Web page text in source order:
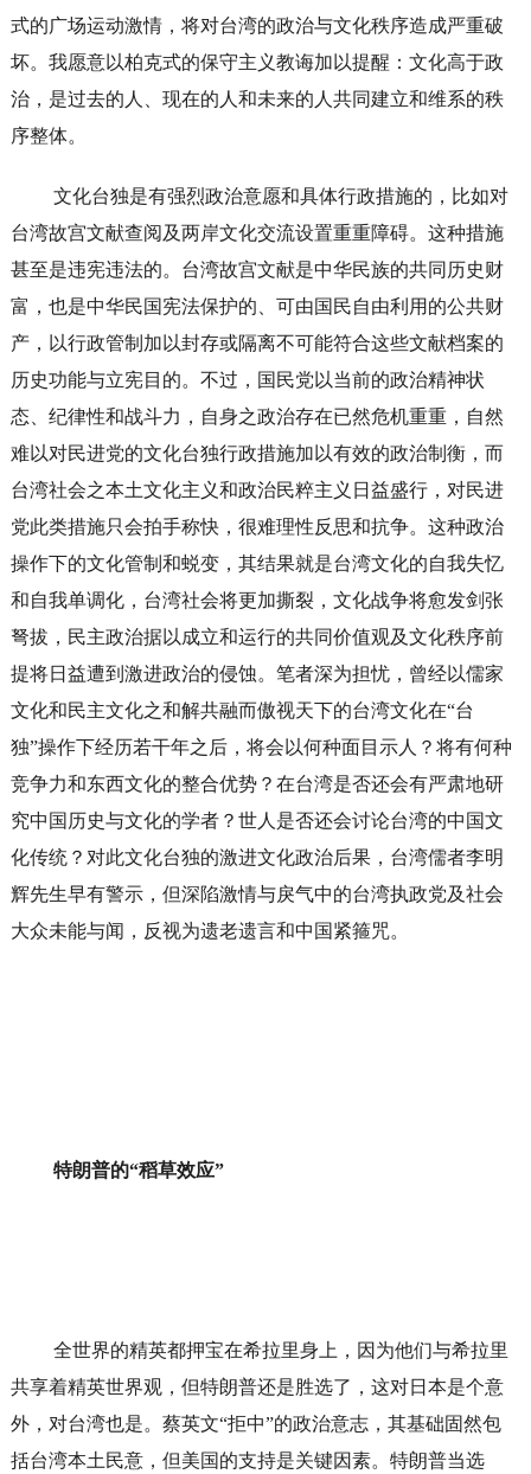
式的广场运动激情，将对台湾的政治与文化秩序造成严重破
坏。我愿意以柏克式的保守主义教诲加以提醒：文化高于政
治，是过去的人、现在的人和未来的人共同建立和维系的秩
序整体。
文化台独是有强烈政治意愿和具体行政措施的，比如对
台湾故宫文献查阅及两岸文化交流设置重重障碍。这种措施
甚至是违宪违法的。台湾故宫文献是中华民族的共同历史财
富，也是中华民国宪法保护的、可由国民自由利用的公共财
产，以行政管制加以封存或隔离不可能符合这些文献档案的
历史功能与立宪目的。不过，国民党以当前的政治精神状
态、纪律性和战斗力，自身之政治存在已然危机重重，自然
难以对民进党的文化台独行政措施加以有效的政治制衡，而
台湾社会之本土文化主义和政治民粹主义日益盛行，对民进
党此类措施只会拍手称快，很难理性反思和抗争。这种政治
操作下的文化管制和蜕变，其结果就是台湾文化的自我失忆
和自我单调化，台湾社会将更加撕裂，文化战争将愈发剑张
弩拔，民主政治据以成立和运行的共同价值观及文化秩序前
提将日益遭到激进政治的侵蚀。笔者深为担忧，曾经以儒家
文化和民主文化之和解共融而傲视天下的台湾文化在“台
独”操作下经历若干年之后，将会以何种面目示人？将有何种
竞争力和东西文化的整合优势？在台湾是否还会有严肃地研
究中国历史与文化的学者？世人是否还会讨论台湾的中国文
化传统？对此文化台独的激进文化政治后果，台湾儒者李明
辉先生早有警示，但深陷激情与戾气中的台湾执政党及社会
大众未能与闻，反视为遗老遗言和中国紧箍咒。
特朗普的“稻草效应”
全世界的精英都押宝在希拉里身上，因为他们与希拉里
共享着精英世界观，但特朗普还是胜选了，这对日本是个意
外，对台湾也是。蔡英文“拒中”的政治意志，其基础固然包
括台湾本土民意，但美国的支持是关键因素。特朗普当选